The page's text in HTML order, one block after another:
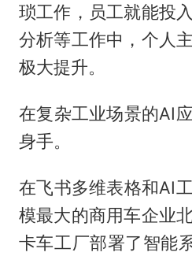
琐工作，员工就能投
分析等工作中，个人
极大提升。
在复杂工业场景的AI
身手。
在飞书多维表格和AI
模最大的商用车企业
卡车工厂部署了智能